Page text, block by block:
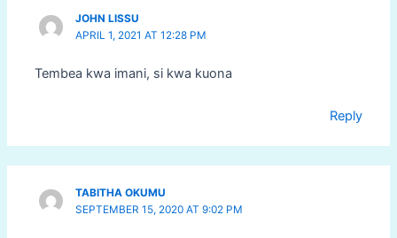
JOHN LISSU
APRIL 1, 2021 AT 12:28 PM
Tembea kwa imani, si kwa kuona
Reply
TABITHA OKUMU
SEPTEMBER 15, 2020 AT 9:02 PM